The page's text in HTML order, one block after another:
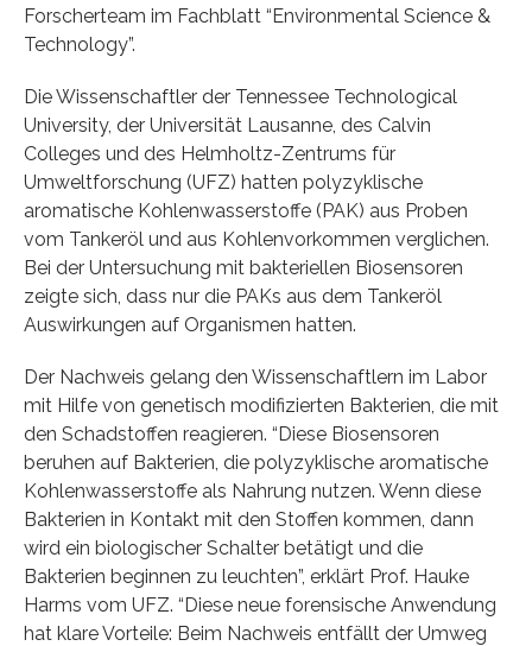
Forscherteam im Fachblatt “Environmental Science &
Technology”.
Die Wissenschaftler der Tennessee Technological
University, der Universität Lausanne, des Calvin
Colleges und des Helmholtz-Zentrums für
Umweltforschung (UFZ) hatten polyzyklische
aromatische Kohlenwasserstoffe (PAK) aus Proben
vom Tankeröl und aus Kohlenvorkommen verglichen.
Bei der Untersuchung mit bakteriellen Biosensoren
zeigte sich, dass nur die PAKs aus dem Tankeröl
Auswirkungen auf Organismen hatten.
Der Nachweis gelang den Wissenschaftlern im Labor
mit Hilfe von genetisch modifizierten Bakterien, die mit
den Schadstoffen reagieren. “Diese Biosensoren
beruhen auf Bakterien, die polyzyklische aromatische
Kohlenwasserstoffe als Nahrung nutzen. Wenn diese
Bakterien in Kontakt mit den Stoffen kommen, dann
wird ein biologischer Schalter betätigt und die
Bakterien beginnen zu leuchten”, erklärt Prof. Hauke
Harms vom UFZ. “Diese neue forensische Anwendung
hat klare Vorteile: Beim Nachweis entfällt der Umweg